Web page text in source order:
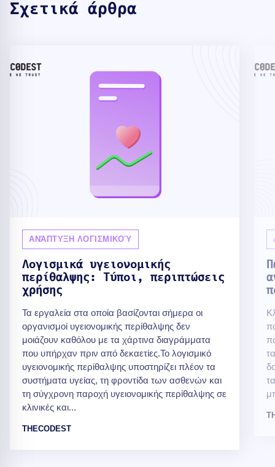
Σχετικά άρθρα
ΑΝΆΠΤΥΞΗ ΛΟΓΙΣΜΙΚΟΎ
Λογισμικά υγειονομικής
περίθαλψης: Τύποι, περιπτώσεις
χρήσης
Τα εργαλεία στα οποία βασίζονται σήμερα οι
οργανισμοί υγειονομικής περίθαλψης δεν
μοιάζουν καθόλου με τα χάρτινα διαγράμματα
που υπήρχαν πριν από δεκαετίες.Το λογισμικό
υγειονομικής περίθαλψης υποστηρίζει πλέον τα
συστήματα υγείας, τη φροντίδα των ασθενών και
τη σύγχρονη παροχή υγειονομικής περίθαλψης σε
κλινικές και...
THECODEST